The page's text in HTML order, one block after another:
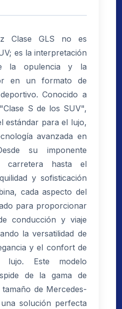
Clase GLS no es
es la interpretación
la opulencia y la
en un formato de
Conocido a
S de los SUV",
estándar para el lujo,
avanzada en
su imponente
carretera hasta el
y sofisticación
cada aspecto del
para proporcionar
conducción y viaje
la versatilidad de
y el confort de
Este modelo
de la gama de
de Mercedes-
solución perfecta